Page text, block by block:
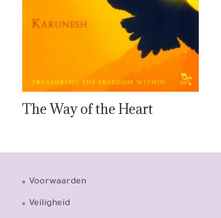
The Way of the Heart
Voorwaarden
Veiligheid